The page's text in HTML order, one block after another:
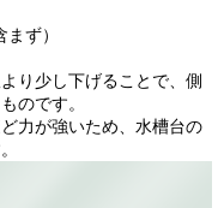
ず）
り少し下げることで、側
のです。
力が強いため、水槽台の